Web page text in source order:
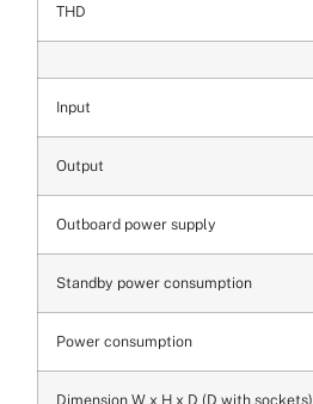
THD
Input
Output
Outboard power supply
Standby power consumption
Power consumption
Dimension W x H x D (D with sockets)